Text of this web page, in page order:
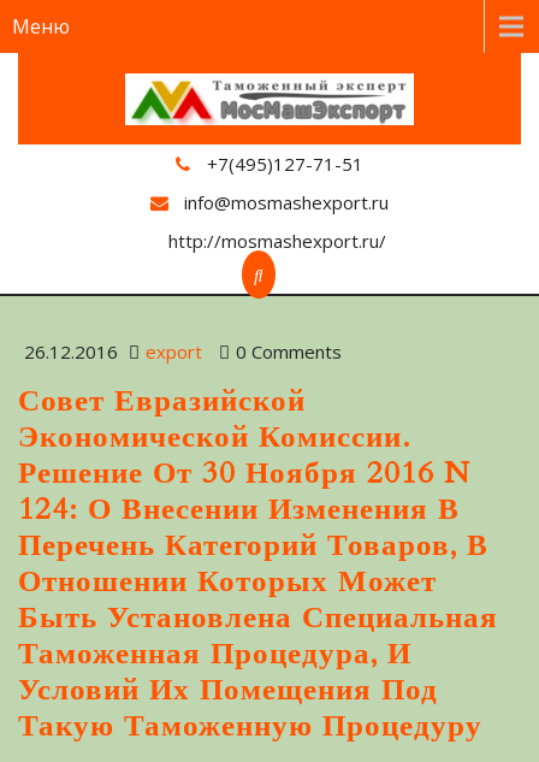
Меню
+7(495)127-71-51
info@mosmashexport.ru
http://mosmashexport.ru/
26.12.2016 export 0 Comments
Совет Евразийской
Экономической Комиссии.
Решение От 30 Ноября 2016 N
124: О Внесении Изменения В
Перечень Категорий Товаров, В
Отношении Которых Может
Быть Установлена Специальная
Таможенная Процедура, И
Условий Их Помещения Под
Такую Таможенную Процедуру